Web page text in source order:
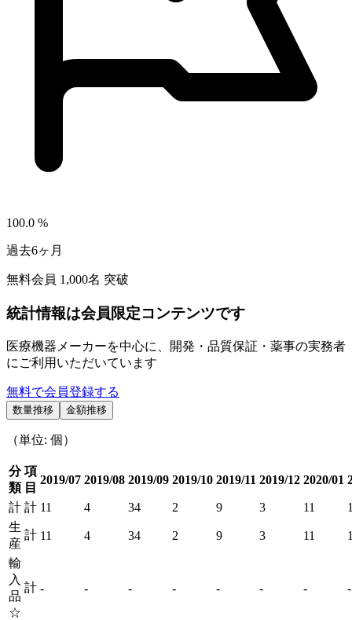
100.0 %
過去6ヶ月
無料会員 1,000名 突破
統計情報は会員限定コンテンツです
医療機器メーカーを中心に、開発・品質保証・薬事の実務者
にご利用いただいています
無料で会員登録する
数量推移 金額推移
（単位: 個）
分
類
項
目
2019/07 2019/08 2019/09 2019/10 2019/11 2019/12 2020/01
計 計 11 4 34 2 9 3 11
生
産
計 11 4 34 2 9 3 11
輸
入
品
☆
計 - - - - - - - -